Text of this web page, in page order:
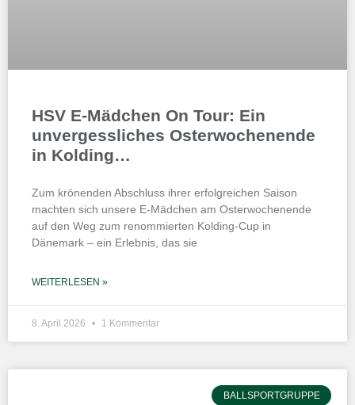
HSV E-Mädchen On Tour: Ein
unvergessliches Osterwochenende
in Kolding…
Zum krönenden Abschluss ihrer erfolgreichen Saison
machten sich unsere E-Mädchen am Osterwochenende
auf den Weg zum renommierten Kolding-Cup in
Dänemark – ein Erlebnis, das sie
WEITERLESEN »
8. April 2026 1 Kommentar
BALLSPORTGRUPPE